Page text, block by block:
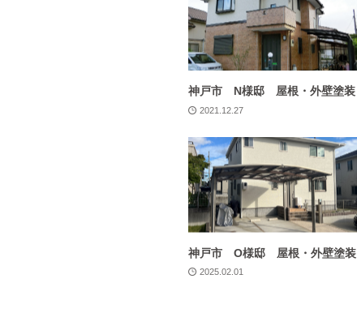
神戸市 N様邸 屋根・外壁塗装
2021.12.27
神戸市 O様邸 屋根・外壁塗装
2025.02.01